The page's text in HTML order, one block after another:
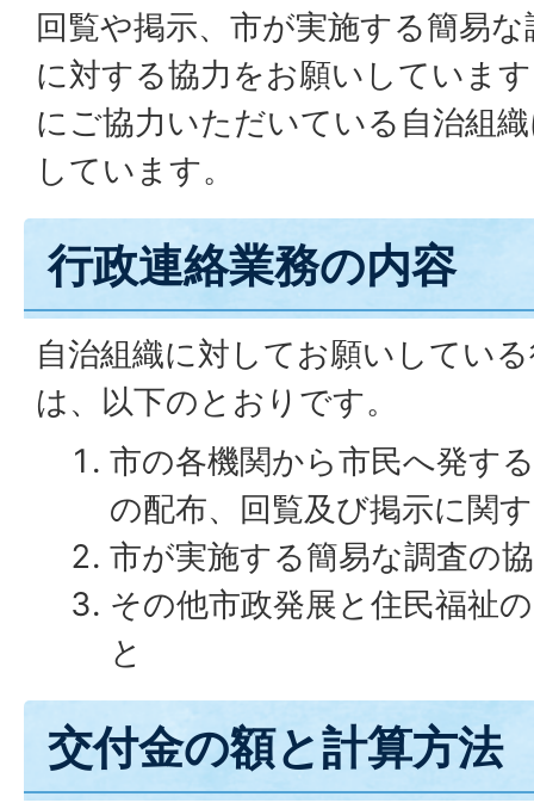
回覧や掲示、市が実施する簡易
に対する協力をお願いしていま
にご協力いただいている自治組
しています。
行政連絡業務の内容
自治組織に対してお願いしてい
は、以下のとおりです。
市の各機関から市民へ発す
の配布、回覧及び掲示に関
市が実施する簡易な調査の
その他市政発展と住民福祉
と
交付金の額と計算方法